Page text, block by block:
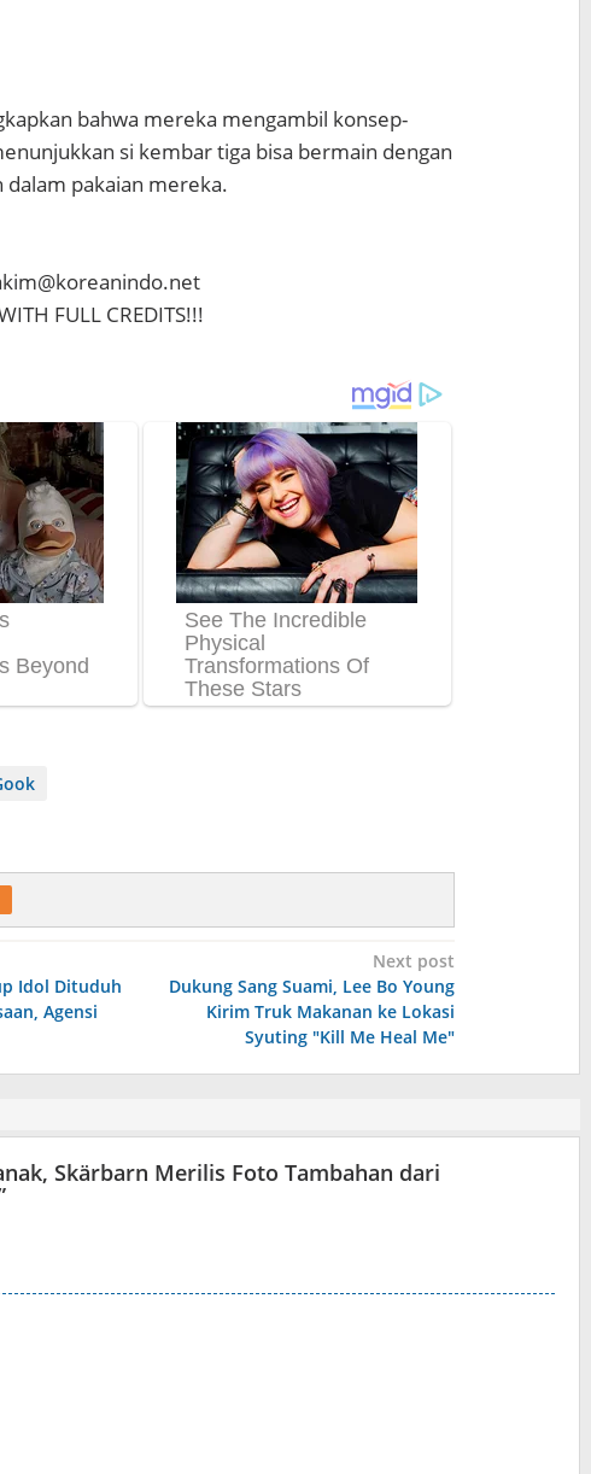
bahwa mereka mengambil konsep-
si kembar tiga bisa bermain dengan
dalam pakaian mereka.
FULL CREDITS!!!
Idol Dituduh
Agensi
Next post
Dukung Sang Suami, Lee Bo Young
Kirim Truk Makanan ke Lokasi
Syuting "Kill Me Heal Me"
Skärbarn Merilis Foto Tambahan dari